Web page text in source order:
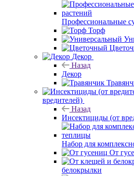
Профессиональные
Торф
Декор
Назад
Декор
вредителей)
Назад
Инсектициды (от
Набор для
От
белокрылки